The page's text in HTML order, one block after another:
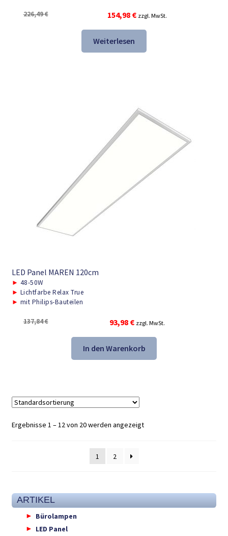
226,49€
Ursprünglicher
Preis
war:
226,49 €
154,98 €Aktueller
Preis
154,98 €.
zzgl. MwSt.
Weiterlesen
LED Panel MAREN 120cm
► 48-50W
► Lichtfarbe Relax True
► mit Philips-Bauteilen
137,84€
Ursprünglicher
Preis
war:
137,84 €
93,98 €Aktueller
Preis
ist:
93,98 €.
zzgl. MwSt.
In den Warenkorb
Ergebnisse 1 – 12 von 20 werden angezeigt
1 2
ARTIKEL
Bürolampen
LED Panel